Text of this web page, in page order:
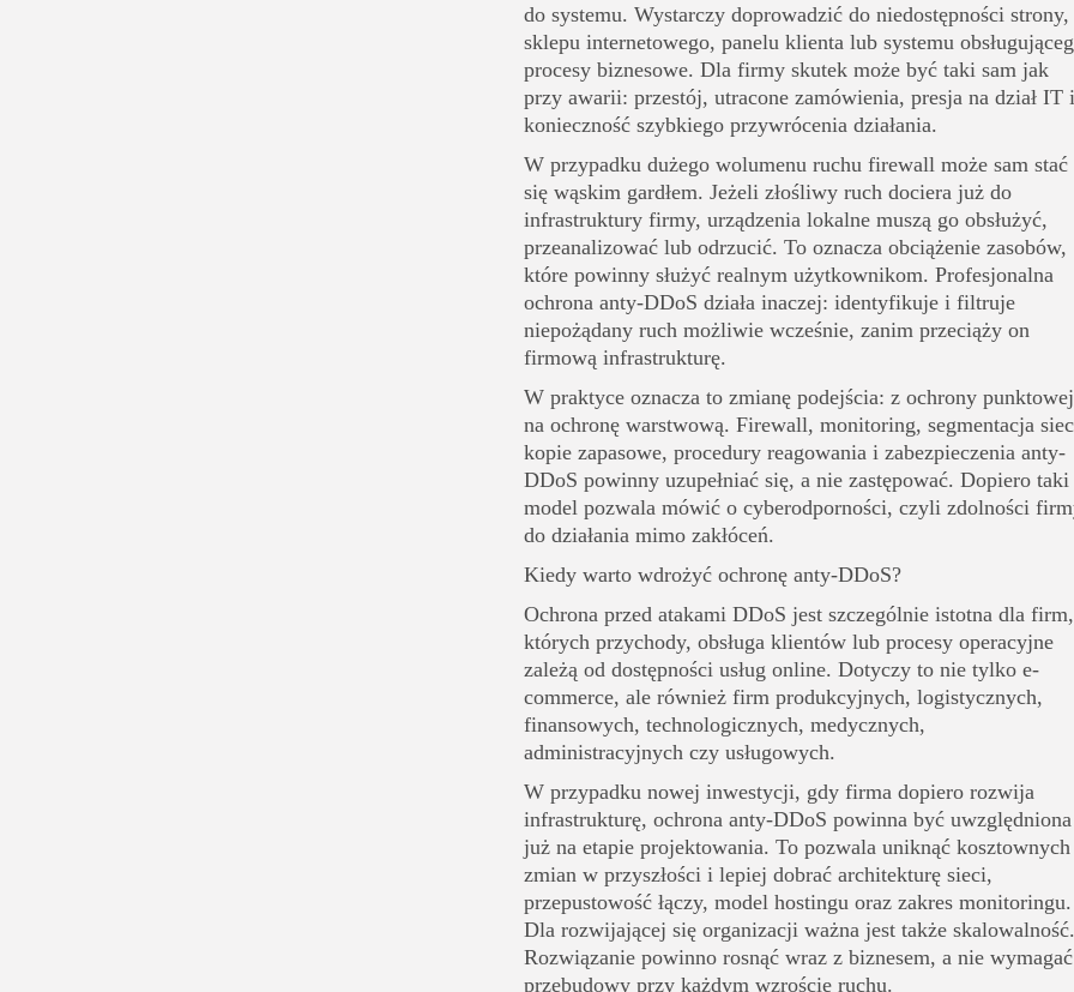
do systemu. Wystarczy doprowadzić do niedostępności strony,
sklepu internetowego, panelu klienta lub systemu
procesy biznesowe. Dla firmy skutek może być taki sam jak
przy awarii: przestój, utracone zamówienia, presja na dział IT i
konieczność szybkiego przywrócenia działania.
W przypadku dużego wolumenu ruchu firewall może sam stać
się wąskim gardłem. Jeżeli złośliwy ruch dociera już do
infrastruktury firmy, urządzenia lokalne muszą go obsłużyć,
przeanalizować lub odrzucić. To oznacza obciążenie zasobów,
które powinny służyć realnym użytkownikom. Profesjonalna
ochrona anty-DDoS działa inaczej: identyfikuje i filtruje
niepożądany ruch możliwie wcześnie, zanim przeciąży on
firmową infrastrukturę.
W praktyce oznacza to zmianę podejścia: z ochrony punktowej
na ochronę warstwową. Firewall, monitoring, segmentacja
kopie zapasowe, procedury reagowania i zabezpieczenia anty-
DDoS powinny uzupełniać się, a nie zastępować. Dopiero taki
model pozwala mówić o cyberodporności, czyli zdolności
do działania mimo zakłóceń.
Kiedy warto wdrożyć ochronę anty-DDoS?
Ochrona przed atakami DDoS jest szczególnie istotna dla firm,
których przychody, obsługa klientów lub procesy operacyjne
zależą od dostępności usług online. Dotyczy to nie tylko e-
commerce, ale również firm produkcyjnych, logistycznych,
finansowych, technologicznych, medycznych,
administracyjnych czy usługowych.
W przypadku nowej inwestycji, gdy firma dopiero rozwija
infrastrukturę, ochrona anty-DDoS powinna być uwzględniona
już na etapie projektowania. To pozwala uniknąć kosztownych
zmian w przyszłości i lepiej dobrać architekturę sieci,
przepustowość łączy, model hostingu oraz zakres monitoringu.
Dla rozwijającej się organizacji ważna jest także skalowalność.
Rozwiązanie powinno rosnąć wraz z biznesem, a nie wymagać
przebudowy przy każdym wzroście ruchu.